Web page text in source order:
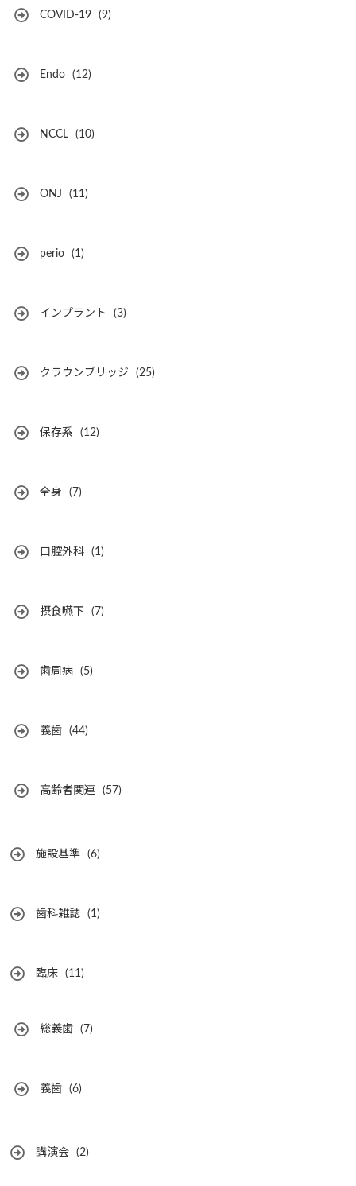
COVID-19 (9)
Endo (12)
NCCL (10)
ONJ (11)
perio (1)
インプラント (3)
クラウンブリッジ (25)
保存系 (12)
全身 (7)
口腔外科 (1)
摂食嚥下 (7)
歯周病 (5)
義歯 (44)
高齢者関連 (57)
施設基準 (6)
歯科雑誌 (1)
臨床 (11)
総義歯 (7)
義歯 (6)
講演会 (2)